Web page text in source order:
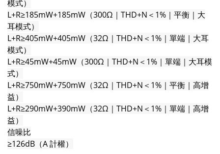
模式）
L+R≥185mW+185mW（300Ω｜THD+N＜1%｜平衡｜大
耳模式）
L+R≥405mW+405mW（32Ω｜THD+N＜1%｜單端｜大耳
模式）
L+R≥45mW+45mW（300Ω｜THD+N＜1%｜單端｜大耳模
式）
L+R≥750mW+750mW（32Ω｜THD+N＜1%｜平衡｜高增
益）
L+R≥290mW+390mW（32Ω｜THD+N＜1%｜單端｜高增
益）
信噪比
≥126dB（A 計權）